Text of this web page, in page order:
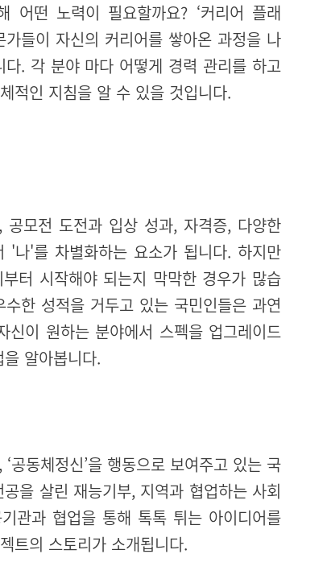
어떤 노력이 필요할까요? ‘커리어 플래
가들이 자신의 커리어를 쌓아온 과정을 나
다. 각 분야 마다 어떻게 경력 관리를 하고
적인 지침을 알 수 있을 것입니다.
공모전 도전과 입상 성과, 자격증, 다양한
'나'를 차별화하는 요소가 됩니다. 하지만
터 시작해야 되는지 막막한 경우가 많습
수한 성적을 거두고 있는 국민인들은 과연
신이 원하는 분야에서 스펙을 업그레이드
알아봅니다.
‘공동체정신’을 행동으로 보여주고 있는 국
을 살린 재능기부, 지역과 협업하는 사회
관과 협업을 통해 톡톡 튀는 아이디어를
트의 스토리가 소개됩니다.